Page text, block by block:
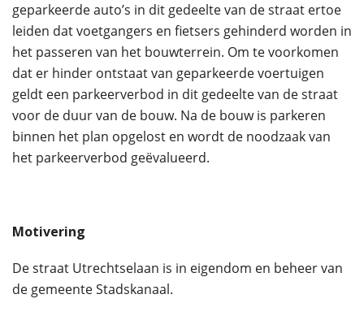
geparkeerde auto’s in dit gedeelte van de straat ertoe
leiden dat voetgangers en fietsers gehinderd worden in
het passeren van het bouwterrein. Om te voorkomen
dat er hinder ontstaat van geparkeerde voertuigen
geldt een parkeerverbod in dit gedeelte van de straat
voor de duur van de bouw. Na de bouw is parkeren
binnen het plan opgelost en wordt de noodzaak van
het parkeerverbod geëvalueerd.
Motivering
De straat Utrechtselaan is in eigendom en beheer van
de gemeente Stadskanaal.